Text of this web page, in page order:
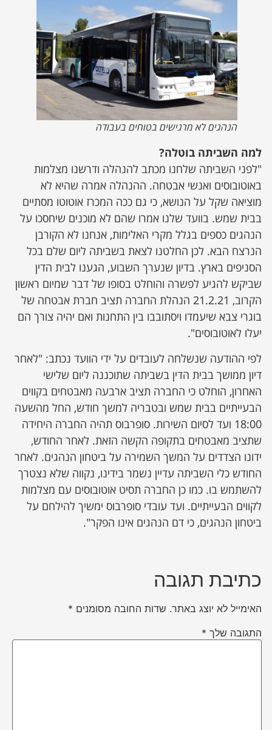
הנהגים לא מרגישים בטוחים בעבודה
למה השביתה בוטלה?
"לפני השביתה שלחנו מכתב להנהלה ודרשנו מצלמות
באוטובוסים ואנשי אבטחה. ההנהלה אמרה שהיא לא
מוציאה שקל על הנושא, כי גם ככה המכרז אוטוטו מסתיים
בבית שמש. בוועד שלנו אמרו שהם לא מוכנים שיחסכו על
הנהגים כספים בגלל מקרי האלימות, אנחנו לא הקורבן
הנרצח הבא. לכן החלטנו לצאת בשביתה ליום שלם בכל
הסניפים בארץ. בדיון שנערך השבוע, הגענו לבית הדין
שביקש להגיע לפשרה והוחלט בסופו של דבר שמיום ראשון
הקרוב, 21.2.21 הנהלת החברה תציב חברת אבטחה של
בוגרי צבא שיעמדו ויסתובבו בין התחנות ואם יהיה צורך הם
יעלו לאוטובוסים".
לפי ההודעה שנשלחה לעובדים על ידי הוועד נכתב: "לאחר
דיון ממושך בבית הדין בשביתה שתוכננה ליום שלישי
האחרון, הוחלט כי החברה תציב ארבעה מאבטחים בקווים
הבעייתיים בבית שמש ובטבריה למשך חודש, החל מהשעה
18:00 ועד לסיום השירות. סופרבוס תהיה החברה היחידה
שתציב מאבטחים בתקופה הקשה הזאת. לאחר החודש,
ידונו הצדדים על המשך השמירה על ביטחון הנהגים. לאחר
החודש כלי השביתה עדיין נשמר בידינו, נקווה שלא נצטרך
להשתמש בו. כמו כן החברה תסיט אוטובוסים עם מצלמות
לקווים הבעייתיים. ועד עובדי סופרבוס ימשיך להילחם על
ביטחון הנהגים, כי דם הנהגים אינו הפקר".
כתיבת תגובה
האימייל לא יוצג באתר. שדות החובה מסומנים *
התגובה שלך *